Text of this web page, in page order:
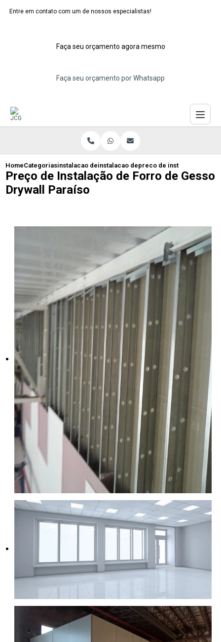
Entre em contato com um de nossos especialistas!
Faça seu orçamento agora mesmo
Faça seu orçamento por Whatsapp
HomeCategoriasinstalacao de forros de gesso
instalacao de forro de gesso para
preco de instalacao de
Preço de Instalação de Forro de Gesso
Drywall Paraíso